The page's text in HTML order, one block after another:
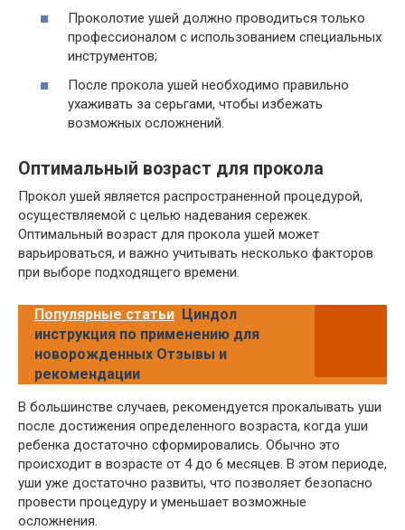
Проколотие ушей должно проводиться только
профессионалом с использованием специальных
инструментов;
После прокола ушей необходимо правильно
ухаживать за серьгами, чтобы избежать
возможных осложнений.
Оптимальный возраст для прокола
Прокол ушей является распространенной процедурой,
осуществляемой с целью надевания сережек.
Оптимальный возраст для прокола ушей может
варьироваться, и важно учитывать несколько факторов
при выборе подходящего времени.
Популярные статьи Циндол
инструкция по применению для
новорожденных Отзывы и
рекомендации
В большинстве случаев, рекомендуется прокалывать уши
после достижения определенного возраста, когда уши
ребенка достаточно сформировались. Обычно это
происходит в возрасте от 4 до 6 месяцев. В этом периоде,
уши уже достаточно развиты, что позволяет безопасно
провести процедуру и уменьшает возможные
осложнения.